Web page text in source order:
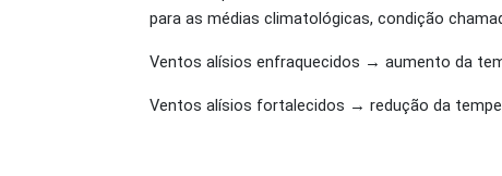
para as médias climatológicas, condição
Ventos alísios enfraquecidos → aumento da
Ventos alísios fortalecidos → redução da